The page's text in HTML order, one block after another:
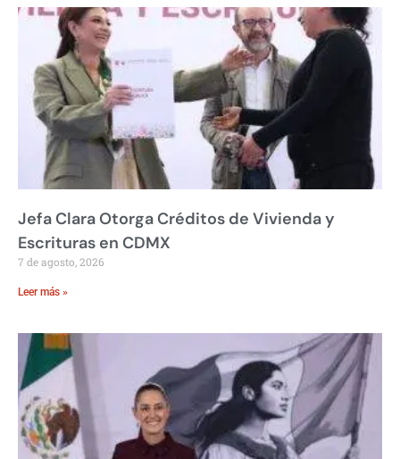
Jefa Clara Otorga Créditos de Vivienda y
Escrituras en CDMX
7 de agosto, 2026
Leer más »